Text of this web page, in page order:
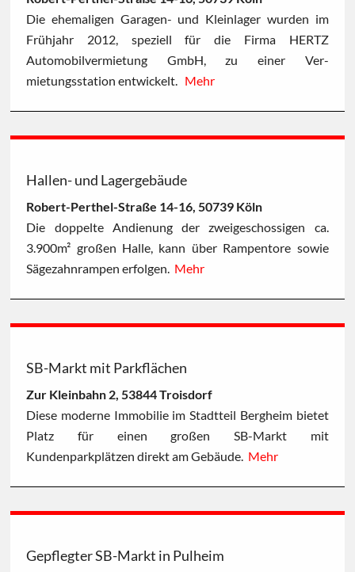
Die ehemaligen Garagen- und Kleinlager wurden im
Frühjahr 2012, speziell für die Firma HERTZ
Automobilvermietung GmbH, zu einer Ver-
mietungsstation entwickelt. Mehr
Hallen- und Lagergebäude
Robert-Perthel-Straße 14-16, 50739 Köln
Die doppelte Andienung der zweigeschossigen ca.
3.900m² großen Halle, kann über Rampentore sowie
Sägezahnrampen erfolgen. Mehr
SB-Markt mit Parkflächen
Zur Kleinbahn 2, 53844 Troisdorf
Diese moderne Immobilie im Stadtteil Bergheim bietet
Platz für einen großen SB-Markt mit
Kundenparkplätzen direkt am Gebäude. Mehr
Gepflegter SB-Markt in Pulheim